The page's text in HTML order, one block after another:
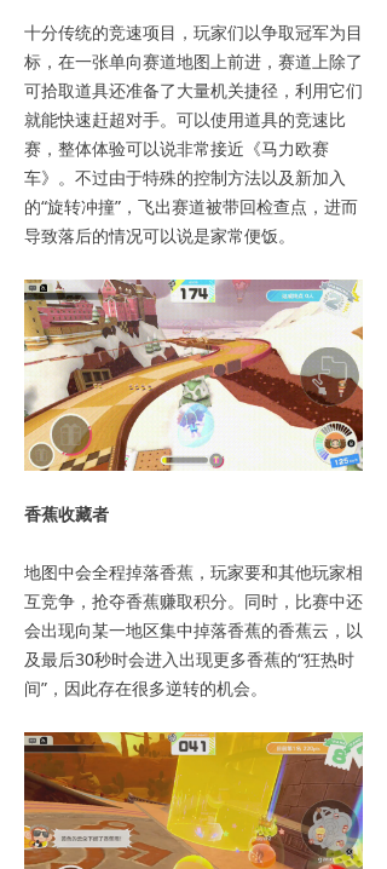
十分传统的竞速项目，玩家们以争取冠军为目
标，在一张单向赛道地图上前进，赛道上除了
可拾取道具还准备了大量机关捷径，利用它们
就能快速赶超对手。可以使用道具的竞速比
赛，整体体验可以说非常接近《马力欧赛
车》。不过由于特殊的控制方法以及新加入
的“旋转冲撞”，飞出赛道被带回检查点，进而
导致落后的情况可以说是家常便饭。
香蕉收藏者
地图中会全程掉落香蕉，玩家要和其他玩家相
互竞争，抢夺香蕉赚取积分。同时，比赛中还
会出现向某一地区集中掉落香蕉的香蕉云，以
及最后30秒时会进入出现更多香蕉的“狂热时
间”，因此存在很多逆转的机会。